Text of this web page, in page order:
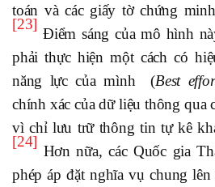
toán và các giấy tờ chứng
[23]
Điểm sáng của mô hình
phải thực hiện một cách có
năng lực của mình (Best
chính xác của dữ liệu thông qua
vì chỉ lưu trữ thông tin tự kê
[24]
Hơn nữa, các Quốc gia
phép áp đặt nghĩa vụ chung